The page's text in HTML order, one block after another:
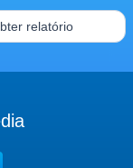
relatório